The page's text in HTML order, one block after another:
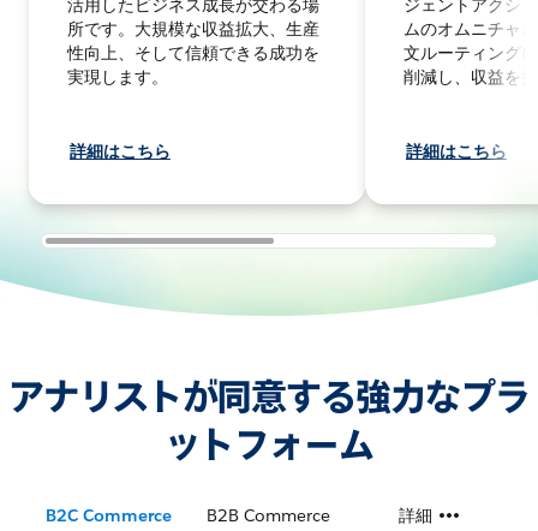
活用したビジネス成長が交わる場
所です。大規模な収益拡大、生産
性向上、そして信頼できる成功を
実現します。
詳細はこちら
ジェントアクシ
ムのオムニチャ
文ルーティング
削減し、収益を
詳細はこちら
アナリストが同意する強力なプラ
ットフォーム
B2C Commerce B2B Commerce 詳細